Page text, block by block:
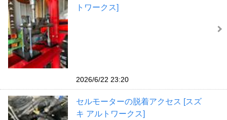
トワークス]
2026/6/22 23:20
セルモーターの脱着アクセス [スズ
キ アルトワークス]